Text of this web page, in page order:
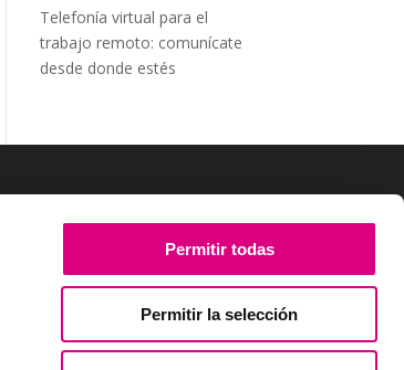
Permitir todas
Permitir la selección
Telefonía virtual para el
trabajo remoto: comunícate
desde donde estés